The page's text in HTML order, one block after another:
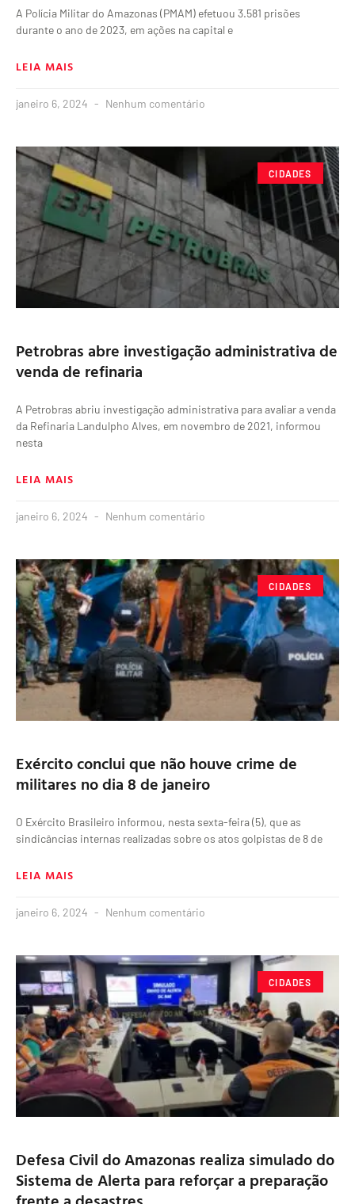
A Polícia Militar do Amazonas (PMAM) efetuou 3.581 prisões
durante o ano de 2023, em ações na capital e
LEIA MAIS
janeiro 6, 2024 Nenhum comentário
CIDADES
Petrobras abre investigação administrativa de
venda de refinaria
A Petrobras abriu investigação administrativa para avaliar a venda
da Refinaria Landulpho Alves, em novembro de 2021, informou
nesta
LEIA MAIS
janeiro 6, 2024 Nenhum comentário
CIDADES
Exército conclui que não houve crime de
militares no dia 8 de janeiro
O Exército Brasileiro informou, nesta sexta-feira (5), que as
sindicâncias internas realizadas sobre os atos golpistas de 8 de
LEIA MAIS
janeiro 6, 2024 Nenhum comentário
CIDADES
Defesa Civil do Amazonas realiza simulado do
Sistema de Alerta para reforçar a preparação